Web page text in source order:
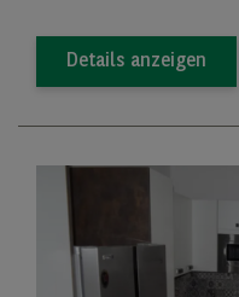
Details anzeigen